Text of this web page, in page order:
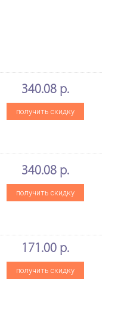
340.08 р.
получить скидку
340.08 р.
получить скидку
171.00 р.
получить скидку